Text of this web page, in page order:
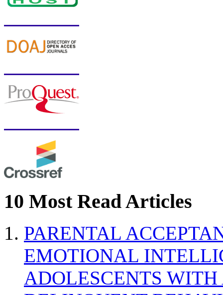
10 Most Read Articles
PARENTAL
EMOTIONAL
ADOLESCENTS